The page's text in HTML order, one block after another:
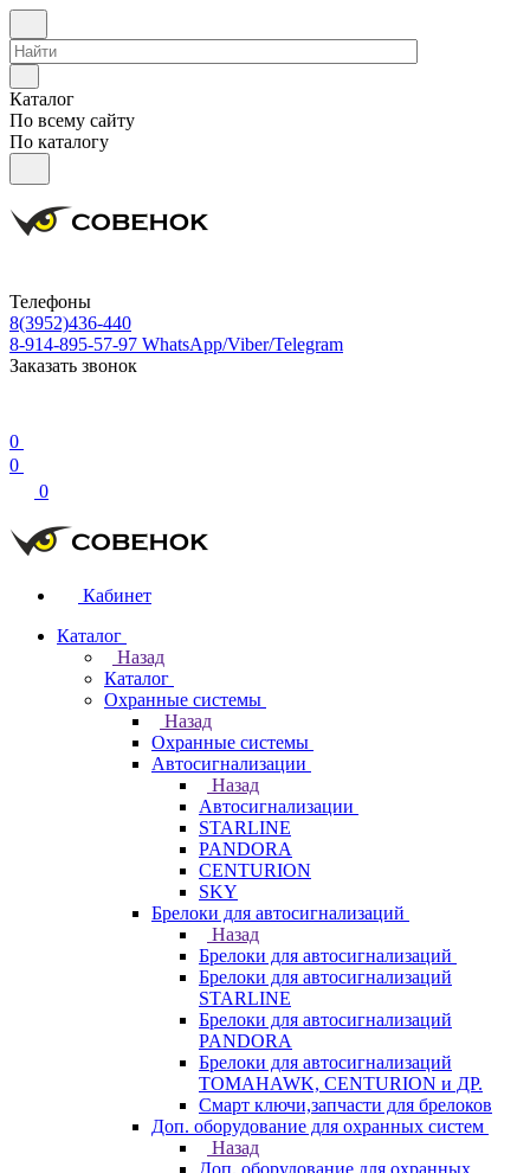
Каталог
По всему сайту
По каталогу
Телефоны
8(3952)436-440
8-914-895-57-97 WhatsApp/Viber/Telegram
Заказать звонок
0
0
0
Кабинет
Каталог
Назад
Каталог
Охранные системы
Назад
Охранные системы
Автосигнализации
Назад
Автосигнализации
STARLINE
PANDORA
CENTURION
SKY
Брелоки для автосигнализаций
Назад
Брелоки для автосигнализаций
Брелоки для автосигнализаций
STARLINE
Брелоки для автосигнализаций
PANDORA
Брелоки для автосигнализаций
TOMAHAWK, CENTURION и ДР.
Смарт ключи,запчасти для брелоков
Доп. оборудование для охранных систем
Назад
Доп. оборудование для охранных